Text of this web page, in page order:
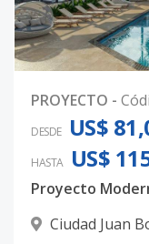
PROYECTO -
DESDE US$
HASTA US$
Ciudad Juan